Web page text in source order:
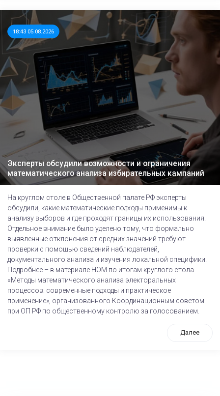
18:43 05.08.2026
Эксперты обсудили возможности и ограничения
математического анализа избирательных кампаний
На круглом столе в Общественной палате РФ эксперты
обсудили, какие математические подходы применимы к
анализу выборов и где проходят границы их использования.
Отдельное внимание было уделено тому, что формально
выявленные отклонения от средних значений требуют
проверки с помощью сведений наблюдателей,
документального анализа и изучения локальной специфики.
Подробнее – в материале НОМ по итогам круглого стола
«Методы математического анализа электоральных
процессов: современные подходы и практическое
применение», организованного Координационным советом
при ОП РФ по общественному контролю за голосованием.
Далее